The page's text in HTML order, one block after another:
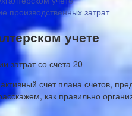
производственных затрат
учете
счет плана счетов,
как правильно